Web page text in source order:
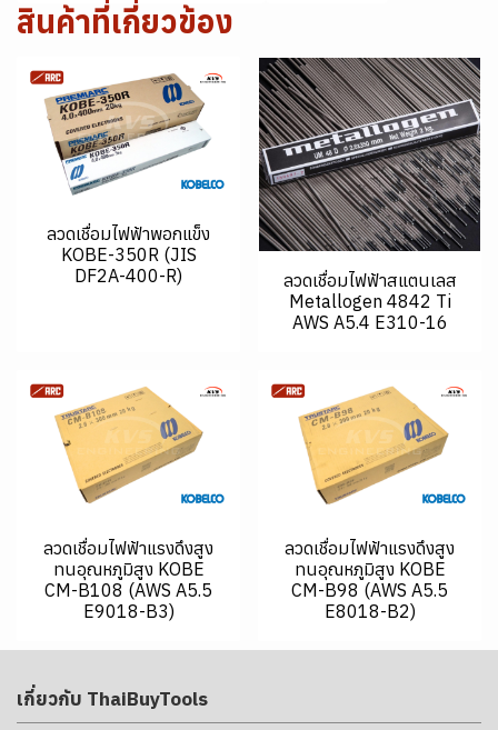
สินค้าที่เกี่ยวข้อง
ลวดเชื่อมไฟฟ้าพอกแข็ง
KOBE-350R (JIS
DF2A-400-R)
ลวดเชื่อมไฟฟ้าสแตนเลส
Metallogen 4842 Ti
AWS A5.4 E310-16
ลวดเชื่อมไฟฟ้าแรงดึงสูง
ทนอุณหภูมิสูง KOBE
CM-B108 (AWS A5.5
E9018-B3)
ลวดเชื่อมไฟฟ้าแรงดึงสูง
ทนอุณหภูมิสูง KOBE
CM-B98 (AWS A5.5
E8018-B2)
เกี่ยวกับ ThaiBuyTools